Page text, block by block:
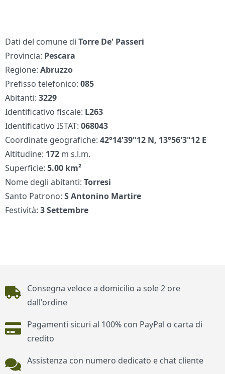
Dati del comune diTorre De' Passeri
Provincia: Pescara
Regione:Abruzzo
Prefisso telefonico:085
Abitanti:3229
Identificativo fiscale: L263
Identificativo ISTAT:068043
Coordinate geografiche:42°14'39"12 N, 13°56'3"12 E
Altitudine: 172 m s.l.m.
Superficie:5.00 km²
Nome degli abitanti:Torresi
Santo Patrono:S Antonino Martire
Festività:3 Settembre
Piè di pagina
Consegna veloce a domicilio a sole 2 ore
dall'ordine
Pagamenti sicuri al 100% con PayPal o carta di
credito
Assistenza con numero dedicato e chat cliente